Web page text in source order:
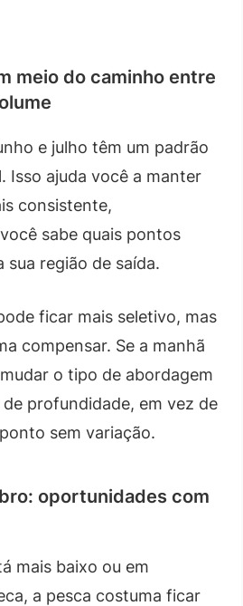
meio do caminho entre
e julho têm um padrão
Isso ajuda você a manter
consistente,
sabe quais pontos
sua região de saída.
ficar mais seletivo, mas
compensar. Se a manhã
o tipo de abordagem
profundidade, em vez de
sem variação.
oportunidades com
mais baixo ou em
a pesca costuma ficar